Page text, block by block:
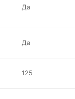
Да
Да
125